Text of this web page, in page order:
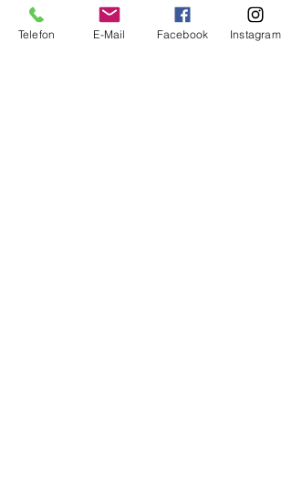
Jetzt abonnieren
Telefon E-Mail Facebook Instagram